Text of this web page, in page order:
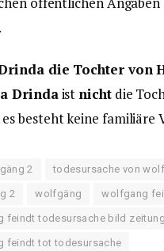
die Tochter von
Drindaist nichtdie
es besteht keine familiäre
2 todesursache von
2 wolfgäng wolfgang
feindt todesursache bild zeitung
feindt tot todesursache